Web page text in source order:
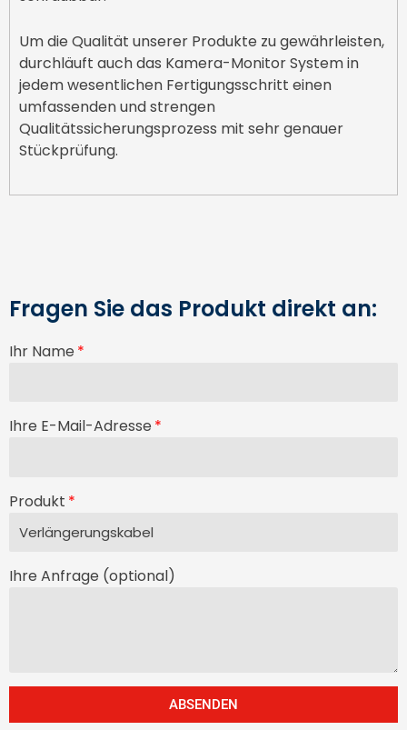
Um die Qualität unserer Produkte zu gewährleisten,
durchläuft auch das Kamera-Monitor System in
jedem wesentlichen Fertigungsschritt einen
umfassenden und strengen
Qualitätssicherungsprozess mit sehr genauer
Stückprüfung.
Fragen Sie das Produkt direkt an:
Ihr Name
Ihre E-Mail-Adresse
Produkt
Ihre Anfrage (optional)
ABSENDEN